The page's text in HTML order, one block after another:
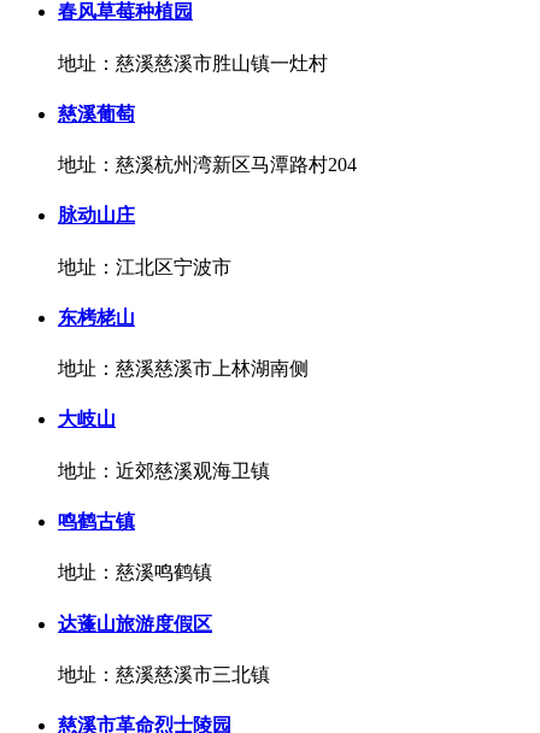
春风草莓种植园
地址：慈溪慈溪市胜山镇一灶村
慈溪葡萄
地址：慈溪杭州湾新区马潭路村204
脉动山庄
地址：江北区宁波市
东栲栳山
地址：慈溪慈溪市上林湖南侧
大岐山
地址：近郊慈溪观海卫镇
鸣鹤古镇
地址：慈溪鸣鹤镇
达蓬山旅游度假区
地址：慈溪慈溪市三北镇
慈溪市革命烈士陵园